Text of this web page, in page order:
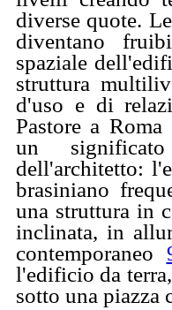
diverse quote.
diventano
spaziale
struttura
d'uso e di
Pastore a
un
dell'architetto:
brasiniano
una struttura in
inclinata, in
contemporaneo
l'edificio da
sotto una piazza